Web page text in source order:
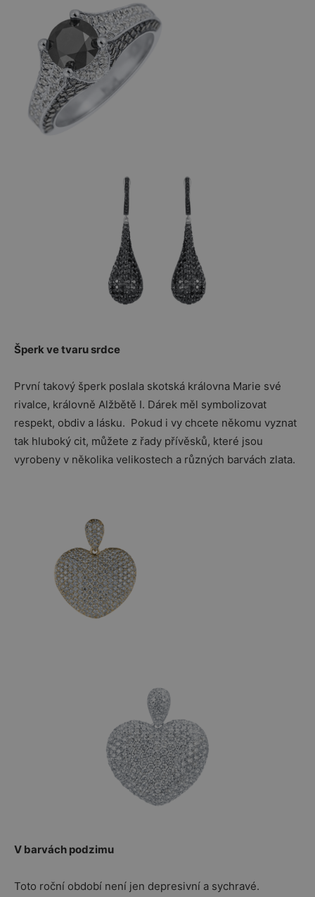
Šperk ve tvaru srdce
První takový šperk poslala skotská královna Marie své
rivalce, královně Alžbětě I. Dárek měl symbolizovat
respekt, obdiv a lásku. Pokud i vy chcete někomu vyznat
tak hluboký cit, můžete z řady přívěsků, které jsou
vyrobeny v několika velikostech a různých barvách zlata.
V barvách podzimu
Toto roční období není jen depresivní a sychravé.